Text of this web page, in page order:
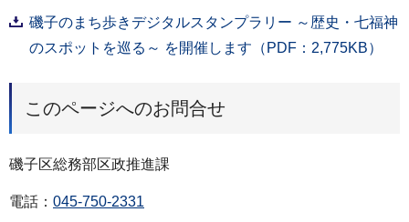
磯子のまち歩きデジタルスタンプラリー ～歴史・七福神
のスポットを巡る～ を開催します（PDF：2,775KB）
このページへのお問合せ
磯子区総務部区政推進課
電話： 045-750-2331